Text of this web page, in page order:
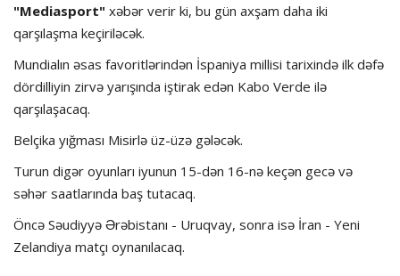
"Mediasport" xəbər verir ki, bu gün axşam daha iki
qarşılaşma keçiriləcək.
Mundialın əsas favoritlərindən İspaniya millisi tarixində ilk dəfə
dördilliyin zirvə yarışında iştirak edən Kabo Verde ilə
qarşılaşacaq.
Belçika yığması Misirlə üz-üzə gələcək.
Turun digər oyunları iyunun 15-dən 16-nə keçən gecə və
səhər saatlarında baş tutacaq.
Öncə Səudiyyə Ərəbistanı - Uruqvay, sonra isə İran - Yeni
Zelandiya matçı oynanılacaq.